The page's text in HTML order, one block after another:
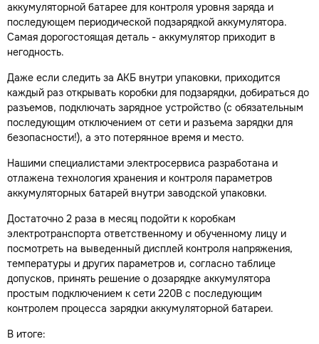
аккумуляторной батарее для контроля уровня заряда и
последующем периодической подзарядкой аккумулятора.
Самая дорогостоящая деталь - аккумулятор приходит в
негодность.
Даже если следить за АКБ внутри упаковки, приходится
каждый раз открывать коробки для подзарядки, добираться до
разъемов, подключать зарядное устройство (с обязательным
последующим отключением от сети и разъема зарядки для
безопасности!), а это потерянное время и место.
Нашими специалистами электросервиса разработана и
отлажена технология хранения и контроля параметров
аккумуляторных батарей внутри заводской упаковки.
Достаточно 2 раза в месяц подойти к коробкам
электротранспорта ответственному и обученному лицу и
посмотреть на выведенный дисплей контроля напряжения,
температуры и других параметров и, согласно таблице
допусков, принять решение о дозарядке аккумулятора
простым подключением к сети 220В с последующим
контролем процесса зарядки аккумуляторной батареи.
В итоге: